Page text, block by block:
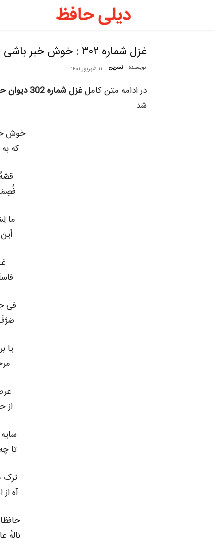
غزل شماره ۳۰۲ : خوش خبر باشی ای نسیم شمال
نویسنده : نسرین - ۱۱ شهریور ۱۴۰۱
در ادامه متن کاملغزل شماره 302 دیوان حافظ
شد.
خوش
که
ما
فی
یا
از
تا
ترک
آه
نالهٔ